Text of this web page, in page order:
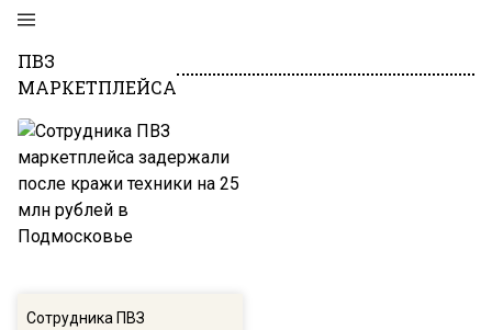
ПВЗ
МАРКЕТПЛЕЙСА
Сотрудника ПВЗ